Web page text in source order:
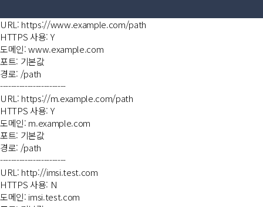
URL: https://www.example.com/path
HTTPS 사용: Y
도메인: www.example.com
포트: 기본값
경로: /path
------------------------
URL: https://m.example.com/path
HTTPS 사용: Y
도메인: m.example.com
포트: 기본값
경로: /path
------------------------
URL: http://imsi.test.com
HTTPS 사용: N
도메인: imsi.test.com